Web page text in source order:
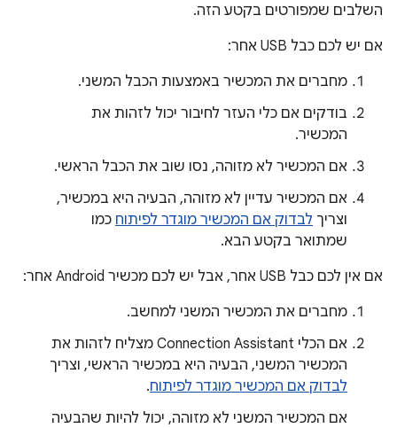
השלבים שמפורטים בקטע הזה.
אם יש לכם כבל USB אחר:
מחברים את המכשיר באמצעות הכבל המשני.
בודקים אם כלי העזר לחיבור יכול לזהות את
המכשיר.
אם המכשיר לא מזוהה, נסו שוב את הכבל הראשי.
אם המכשיר עדיין לא מזוהה, הבעיה היא במכשיר,
וצריך לבדוק אם המכשיר מוגדר לפיתוח כמו
שמתואר בקטע הבא.
אם אין לכם כבל USB אחר, אבל יש לכם מכשיר Android אחר:
מחברים את המכשיר המשני למחשב.
אם הכלי Connection Assistant מצליח לזהות את
המכשיר המשני, הבעיה היא במכשיר הראשי, וצריך
לבדוק אם המכשיר מוגדר לפיתוח.
אם המכשיר המשני לא מזוהה, יכול להיות שהבעיה